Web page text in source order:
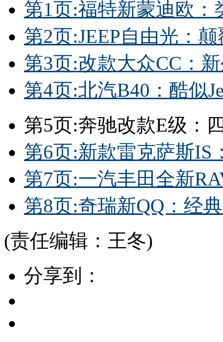
第1页:福特新蒙迪欧
第2页:JEEP自由光：
第3页:改款大众CC：
第4页:北汽B40：酷似
第5页:奔驰改款E级：
第6页:新款雷克萨斯IS
第7页:一汽丰田全新
第8页:奇瑞新QQ：经
(责任编辑：王冬)
分享到：